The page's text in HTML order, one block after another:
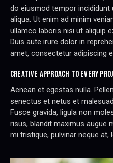
do eiusmod tempor
aliqua. Ut enim ad minim
ullamco laboris nisi ut aliquip
Duis aute irure dolor in
amet, consectetur adipiscing
CREATIVE APPROACH TO EVERY
Aenean et egestas nulla.
senectus et netus et
Fusce gravida, ligula non
risus, blandit maximus augue
mi tristique, pulvinar neque at,